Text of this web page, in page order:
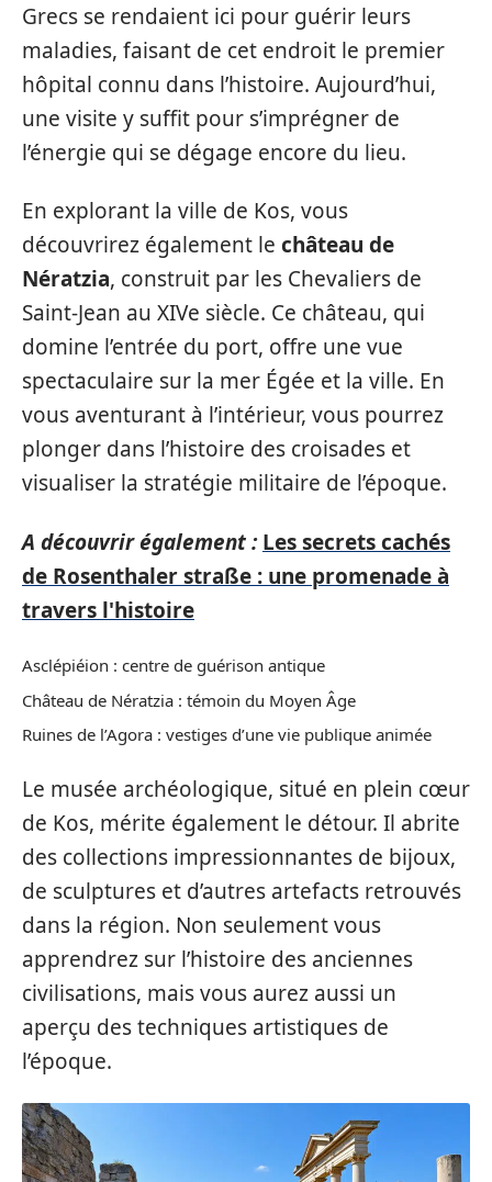
Grecs se rendaient ici pour guérir leurs
maladies, faisant de cet endroit le premier
hôpital connu dans l’histoire. Aujourd’hui,
une visite y suffit pour s’imprégner de
l’énergie qui se dégage encore du lieu.
En explorant la ville de Kos, vous
découvrirez également le château de
Nératzia, construit par les Chevaliers de
Saint-Jean au XIVe siècle. Ce château, qui
domine l’entrée du port, offre une vue
spectaculaire sur la mer Égée et la ville. En
vous aventurant à l’intérieur, vous pourrez
plonger dans l’histoire des croisades et
visualiser la stratégie militaire de l’époque.
A découvrir également : Les secrets cachés
de Rosenthaler straße : une promenade à
travers l'histoire
Asclépiéion : centre de guérison antique
Château de Nératzia : témoin du Moyen Âge
Ruines de l’Agora : vestiges d’une vie publique animée
Le musée archéologique, situé en plein cœur
de Kos, mérite également le détour. Il abrite
des collections impressionnantes de bijoux,
de sculptures et d’autres artefacts retrouvés
dans la région. Non seulement vous
apprendrez sur l’histoire des anciennes
civilisations, mais vous aurez aussi un
aperçu des techniques artistiques de
l’époque.